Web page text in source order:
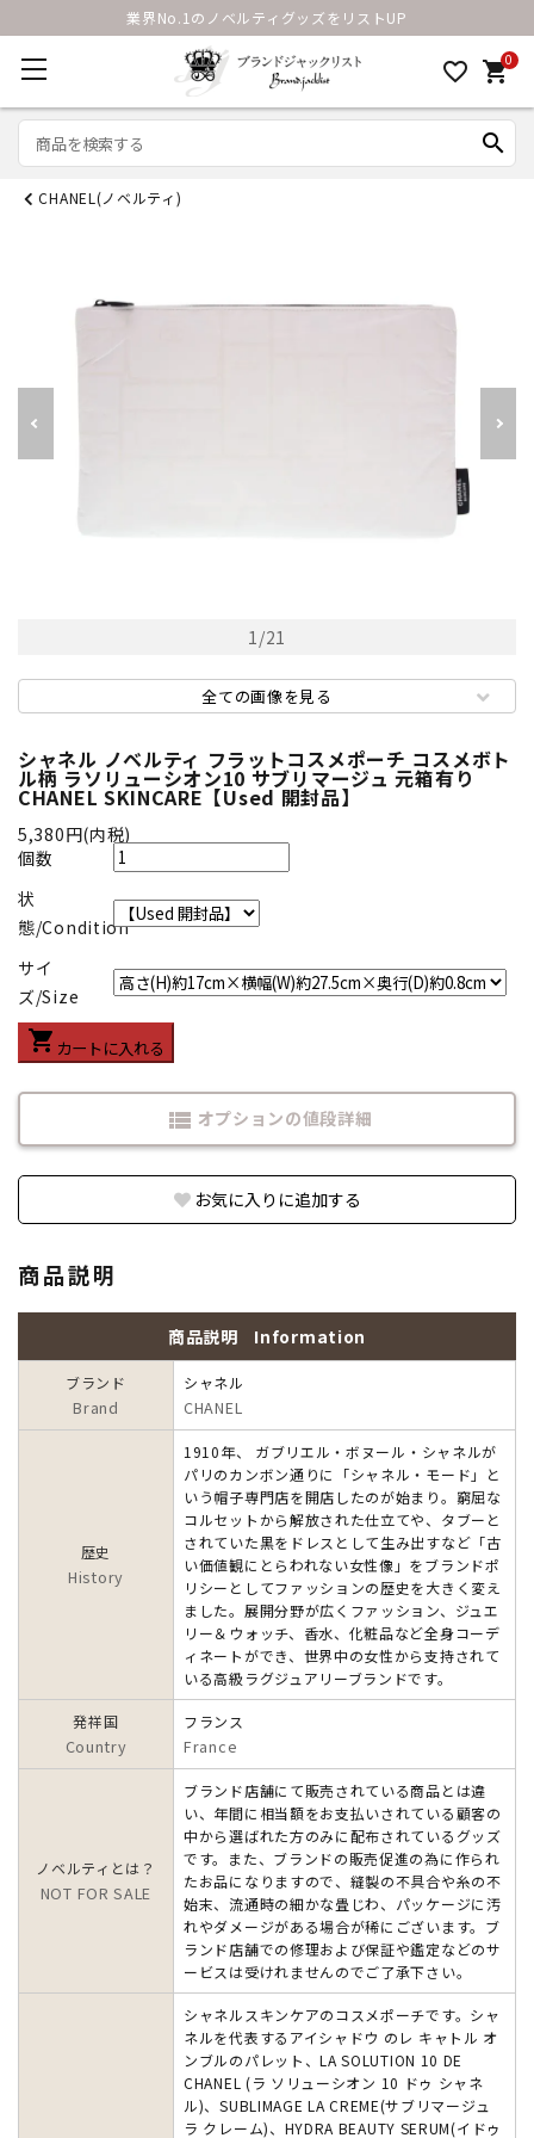
業界No.1のノベルティグッズをリストUP
favorite_border 0
shopping_cart
search
CHANEL(ノベルティ)
1/21
全ての画像を見る
シャネル ノベルティ フラットコスメポーチ コスメボト
ル柄 ラソリューシオン10 サブリマージュ 元箱有り
CHANEL SKINCARE【Used 開封品】
5,380円(内税)
個数
状
態/Condition
サイ
ズ/Size
shopping_cart カートに入れる
view_list オプションの値段詳細
お気に入りに追加する
商品説明
商品説明 Information
ブランド
Brand
シャネル
CHANEL
歴史
History
1910年、 ガブリエル・ボヌール・シャネルが
パリのカンボン通りに「シャネル・モード」と
いう帽子専門店を開店したのが始まり。窮屈な
コルセットから解放された仕立てや、タブーと
されていた黒をドレスとして生み出すなど「古
い価値観にとらわれない女性像」をブランドポ
リシーとしてファッションの歴史を大きく変え
ました。展開分野が広くファッション、ジュエ
リー＆ウォッチ、香水、化粧品など全身コーデ
ィネートができ、世界中の女性から支持されて
いる高級ラグジュアリーブランドです。
発祥国
Country
フランス
France
ノベルティとは？
NOT FOR SALE
ブランド店舗にて販売されている商品とは違
い、年間に相当額をお支払いされている顧客の
中から選ばれた方のみに配布されているグッズ
です。また、ブランドの販売促進の為に作られ
たお品になりますので、縫製の不具合や糸の不
始末、流通時の細かな畳じわ、パッケージに汚
れやダメージがある場合が稀にございます。ブ
ランド店舗での修理および保証や鑑定などのサ
ービスは受けれませんのでご了承下さい。
シャネルスキンケアのコスメポーチです。シャ
ネルを代表するアイシャドウ のレ キャトル オ
ンブルのパレット、LA SOLUTION 10 DE
CHANEL (ラ ソリューシオン 10 ドゥ シャネ
ル)、SUBLIMAGE LA CREME(サブリマージュ
ラ クレーム)、HYDRA BEAUTY SERUM(イドゥ